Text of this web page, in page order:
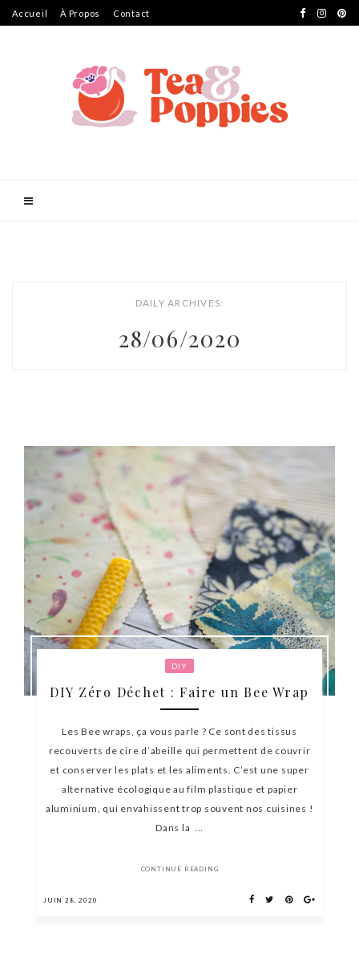
Accueil À Propos Contact
DAILY ARCHIVES:
28/06/2020
DIY
DIY Zéro Déchet : Faire un Bee Wrap
Les Bee wraps, ça vous parle ? Ce sont des tissus
recouverts de cire d’abeille qui permettent de couvrir
et conserver les plats et les aliments. C’est une super
alternative écologique au film plastique et papier
aluminium, qui envahissent trop souvent nos cuisines !
Dans la ...
CONTINUE READING
JUIN 28, 2020